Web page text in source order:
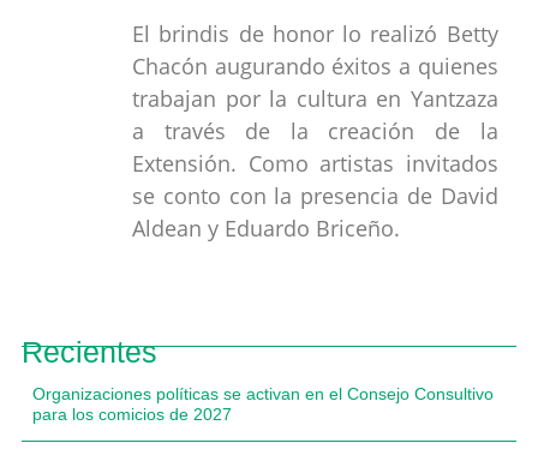
El brindis de honor lo realizó Betty
Chacón augurando éxitos a quienes
trabajan por la cultura en Yantzaza
a través de la creación de la
Extensión. Como artistas invitados
se conto con la presencia de David
Aldean y Eduardo Briceño.
Recientes
Organizaciones políticas se activan en el Consejo Consultivo
para los comicios de 2027